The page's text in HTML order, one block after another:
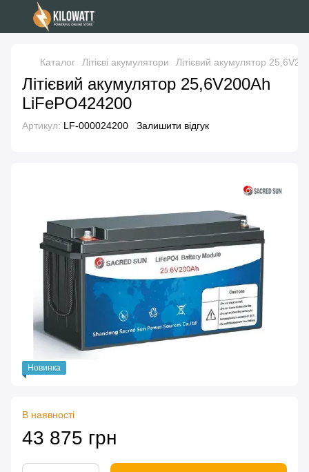
Каталог Літієві акумулятори Літієвий акумулятор
Літієвий акумулятор 25,6V200Ah
LiFePO424200
Артикул: LF-000024200 Залишити відгук
Новинка
В наявності
43 875 грн